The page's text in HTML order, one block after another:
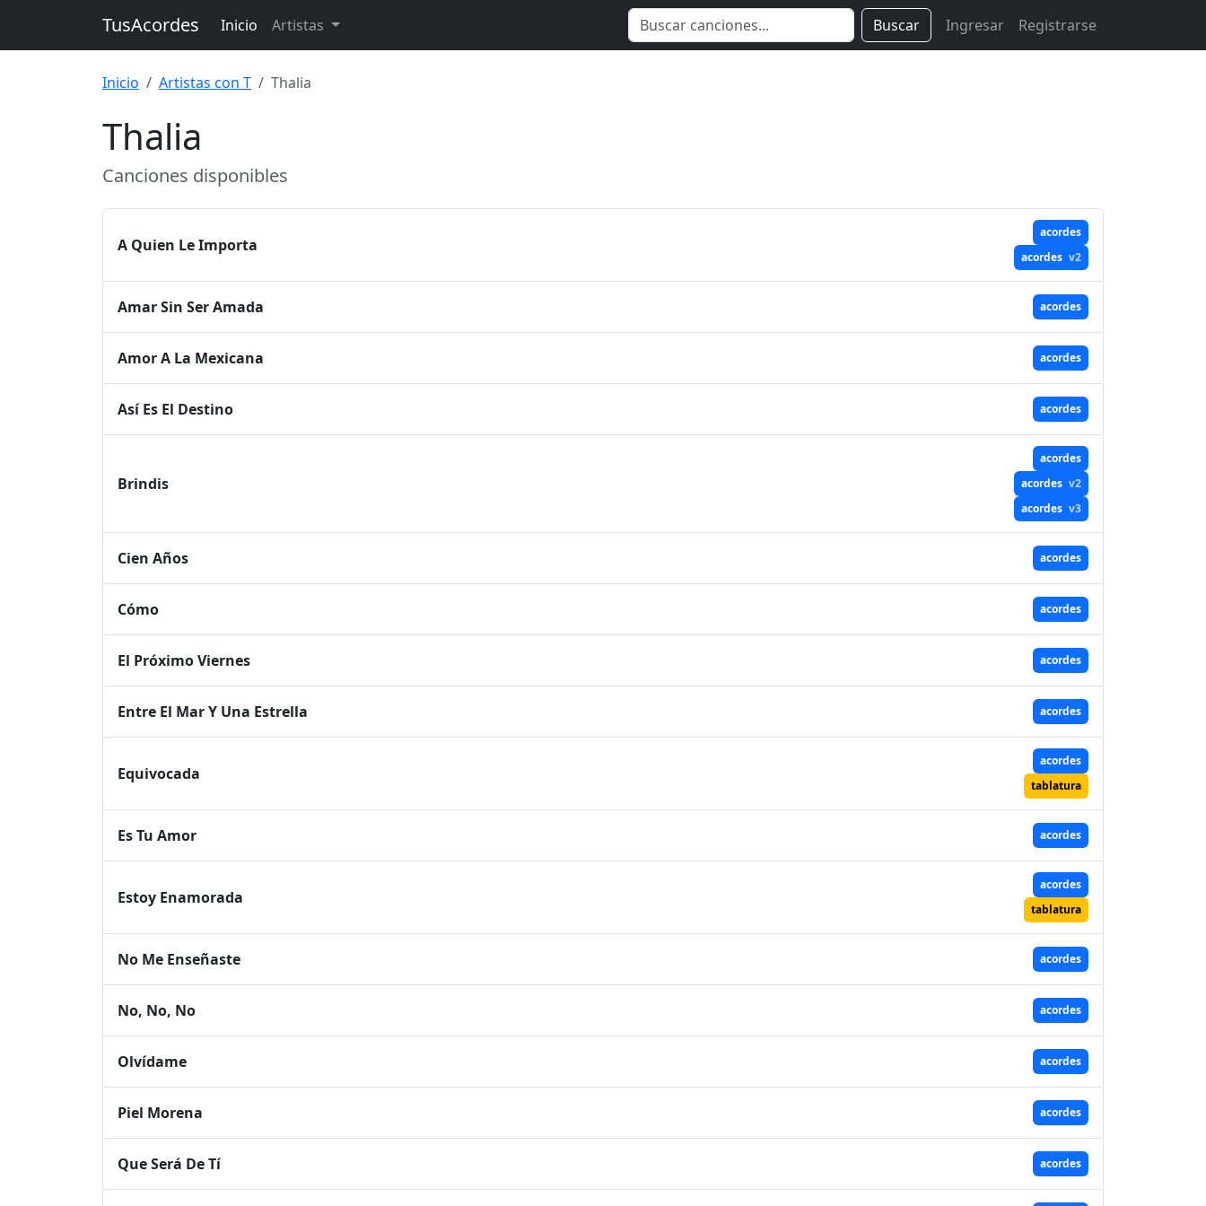
TusAcordes Inicio Artistas Buscar Ingresar Registrarse
Inicio Artistas con T Thalia
Thalia
Canciones disponibles
A Quien Le Importa
acordes
acordes v2
Amar Sin Ser Amada acordes
Amor A La Mexicana acordes
Así Es El Destino acordes
Brindis
acordes
acordes v2
acordes v3
Cien Años acordes
Cómo acordes
El Próximo Viernes acordes
Entre El Mar Y Una Estrella acordes
Equivocada
acordes
tablatura
Es Tu Amor acordes
Estoy Enamorada
acordes
tablatura
No Me Enseñaste acordes
No, No, No acordes
Olvídame acordes
Piel Morena acordes
Que Será De Tí acordes